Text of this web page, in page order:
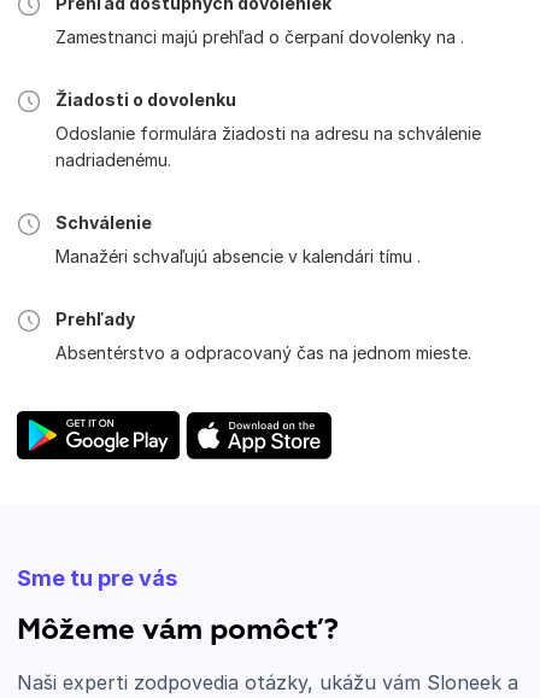
Zamestnanci majú prehľad o čerpaní dovolenky na .
Žiadosti o dovolenku
Odoslanie formulára žiadosti na adresu na schválenie
nadriadenému.
Schválenie
Manažéri schvaľujú absencie v kalendári tímu .
Prehľady
Absentérstvo a odpracovaný čas na jednom mieste.
Sme tu pre vás
Môžeme vám pomôcť?
Naši experti zodpovedia otázky, ukážu vám Sloneek a